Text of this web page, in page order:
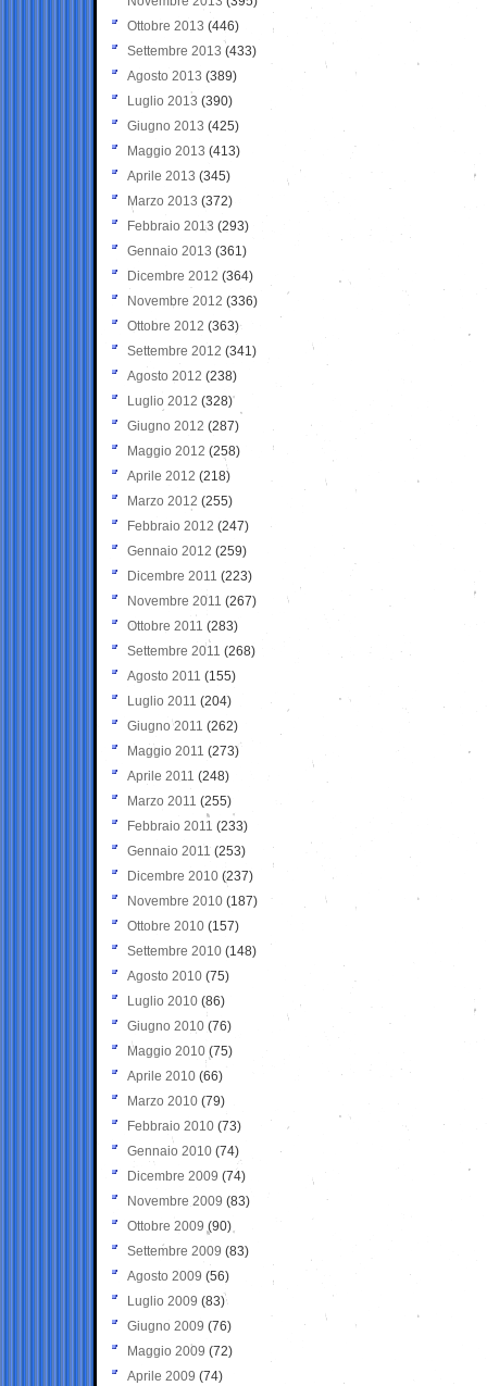
Ottobre 2013 (446)
Settembre 2013 (433)
Agosto 2013 (389)
Luglio 2013 (390)
Giugno 2013 (425)
Maggio 2013 (413)
Aprile 2013 (345)
Marzo 2013 (372)
Febbraio 2013 (293)
Gennaio 2013 (361)
Dicembre 2012 (364)
Novembre 2012 (336)
Ottobre 2012 (363)
Settembre 2012 (341)
Agosto 2012 (238)
Luglio 2012 (328)
Giugno 2012 (287)
Maggio 2012 (258)
Aprile 2012 (218)
Marzo 2012 (255)
Febbraio 2012 (247)
Gennaio 2012 (259)
Dicembre 2011 (223)
Novembre 2011 (267)
Ottobre 2011 (283)
Settembre 2011 (268)
Agosto 2011 (155)
Luglio 2011 (204)
Giugno 2011 (262)
Maggio 2011 (273)
Aprile 2011 (248)
Marzo 2011 (255)
Febbraio 2011 (233)
Gennaio 2011 (253)
Dicembre 2010 (237)
Novembre 2010 (187)
Ottobre 2010 (157)
Settembre 2010 (148)
Agosto 2010 (75)
Luglio 2010 (86)
Giugno 2010 (76)
Maggio 2010 (75)
Aprile 2010 (66)
Marzo 2010 (79)
Febbraio 2010 (73)
Gennaio 2010 (74)
Dicembre 2009 (74)
Novembre 2009 (83)
Ottobre 2009 (90)
Settembre 2009 (83)
Agosto 2009 (56)
Luglio 2009 (83)
Giugno 2009 (76)
Maggio 2009 (72)
Aprile 2009 (74)